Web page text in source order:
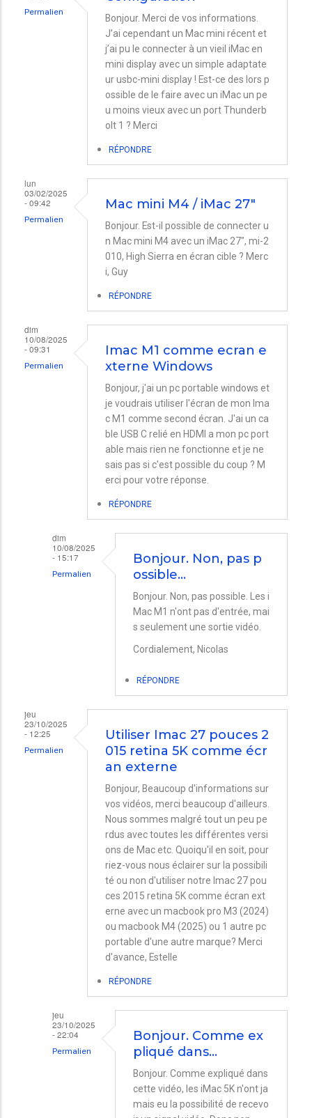
Mac
Permalien
Bonjour. Merci de vos informations.
J’ai cependant un Mac mini récent et
j’ai pu le connecter à un vieil iMac en
mini display avec un simple adaptate
ur usbc-mini display ! Est-ce des lors p
ossible de le faire avec un iMac un pe
u moins vieux avec un port Thunderb
olt 1 ? Merci
RÉPONDRE
lun
03/02/2025
- 09:42
Permalien
Mac mini M4 / iMac 27"
Bonjour. Est-il possible de connecter u
n Mac mini M4 avec un iMac 27", mi-2
010, High Sierra en écran cible ? Merc
i, Guy
RÉPONDRE
dim
10/08/2025
- 09:31
Permalien
Imac M1 comme ecran e
xterne Windows
Bonjour, j'ai un pc portable windows et
je voudrais utiliser l'écran de mon Ima
c M1 comme second écran. J'ai un ca
ble USB C relié en HDMI a mon pc port
able mais rien ne fonctionne et je ne
sais pas si c'est possible du coup ? M
erci pour votre réponse.
RÉPONDRE
dim
10/08/2025
- 15:17
Permalien
externe
Windows
Bonjour. Non, pas p
ossible…
Bonjour. Non, pas possible. Les i
Mac M1 n'ont pas d'entrée, mai
s seulement une sortie vidéo.
Cordialement, Nicolas
RÉPONDRE
jeu
23/10/2025
- 12:25
Permalien
Utiliser Imac 27 pouces 2
015 retina 5K comme écr
an externe
Bonjour, Beaucoup d'informations sur
vos vidéos, merci beaucoup d'ailleurs.
Nous sommes malgré tout un peu pe
rdus avec toutes les différentes versi
ons de Mac etc. Quoiqu'il en soit, pour
riez-vous nous éclairer sur la possibili
té ou non d'utiliser notre Imac 27 pou
ces 2015 retina 5K comme écran ext
erne avec un macbook pro M3 (2024)
ou macbook M4 (2025) ou 1 autre pc
portable d'une autre marque? Merci
d'avance, Estelle
RÉPONDRE
jeu
23/10/2025
- 22:04
Permalien
Bonjour. Comme ex
pliqué dans…
Bonjour. Comme expliqué dans
cette vidéo, les iMac 5K n'ont ja
mais eu la possibilité de recevo